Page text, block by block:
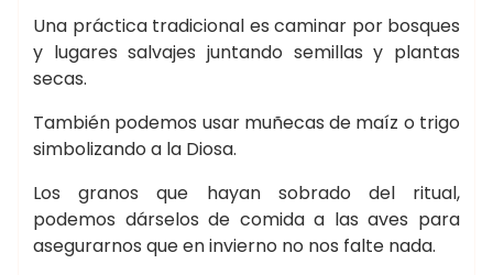
Una práctica tradicional es caminar por bosques
y lugares salvajes juntando semillas y plantas
secas.
También podemos usar muñecas de maíz o trigo
simbolizando a la Diosa.
Los granos que hayan sobrado del ritual,
podemos dárselos de comida a las aves para
asegurarnos que en invierno no nos falte nada.